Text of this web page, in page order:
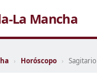
La Mancha
› Horóscopo › Sagitario